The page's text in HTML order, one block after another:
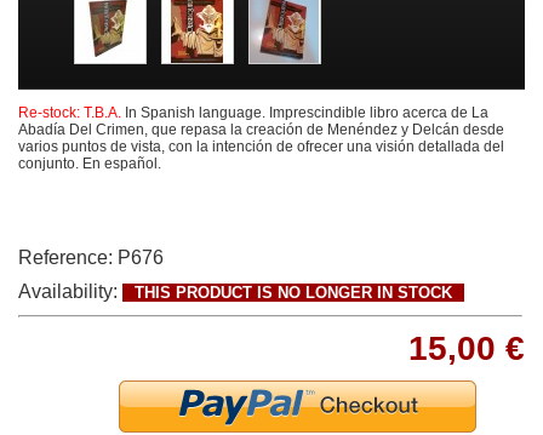
Re-stock: T.B.A. In Spanish language. Imprescindible libro acerca de La
Abadía Del Crimen, que repasa la creación de Menéndez y Delcán desde
varios puntos de vista, con la intención de ofrecer una visión detallada del
conjunto. En español.
Reference: P676
Availability:
THIS PRODUCT IS NO LONGER IN STOCK
15,00 €